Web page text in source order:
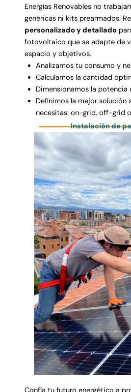
Energías Renovables no
genéricas ni kits prearmados.
personalizado y detallado
fotovoltaico que se adapte de
espacio y objetivos.
Analizamos tu consumo y
Calculamos la cantidad
Dimensionamos la potencia
Definimos la mejor solución
necesitas: on-grid, off-grid
Instalación de